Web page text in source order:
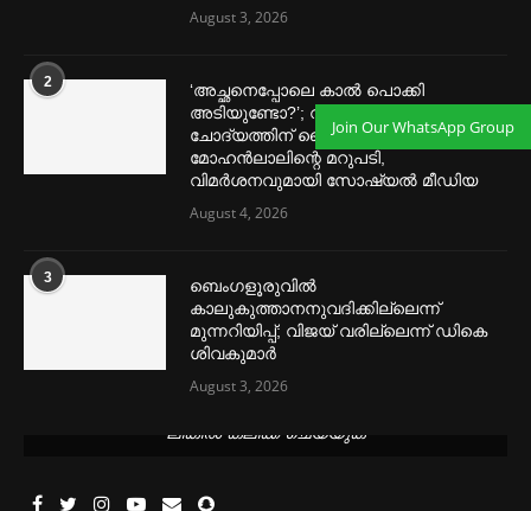
August 3, 2026
2
‘അച്ഛനെപ്പോലെ കാല്‍ പൊക്കി
അടിയുണ്ടോ?’; വിസ്മയയോടുള്ള
ചോദ്യത്തിന് മൈക്ക് വാങ്ങി
മോഹൻലാലിന്റെ മറുപടി,
വിമര്‍ശനവുമായി സോഷ്യല്‍ മീഡിയ
August 4, 2026
3
ബെംഗളൂരുവില്‍
കാലുകുത്താനനുവദിക്കില്ലെന്ന്
മുന്നറിയിപ്പ്; വിജയ് വരില്ലെന്ന് ഡികെ
ശിവകുമാര്‍
August 3, 2026
ലിങ്കിൽ ക്ലിക്ക് ചെയ്യുക
Join Our WhatsApp Group